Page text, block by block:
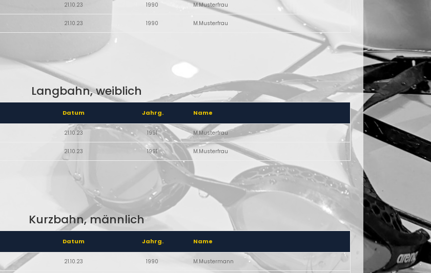
21.10.23 1990 M.Musterfrau
21.10.23 1990 M.Musterfrau
Langbahn, weiblich
Datum Jahrg. Name
21.10.23 1991 M.Musterfrau
21.10.23 1991 M.Musterfrau
Kurzbahn, männlich
Datum Jahrg. Name
21.10.23 1990 M.Mustermann